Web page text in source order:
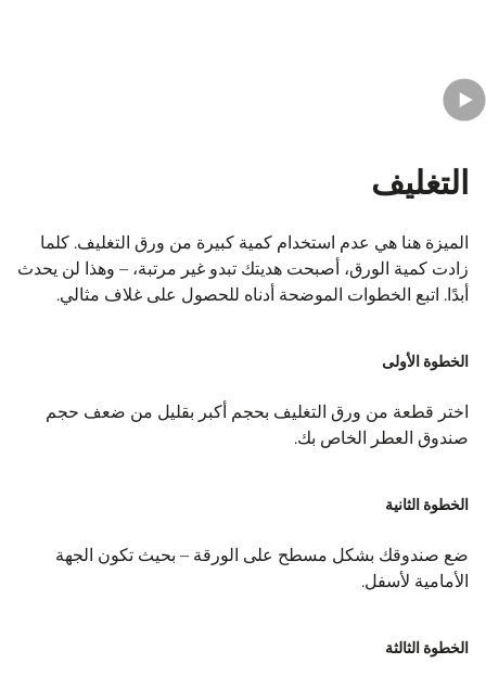
التغليف
الميزة هنا هي عدم استخدام كمية كبيرة من ورق التغليف. كلما
زادت كمية الورق، أصبحت هديتك تبدو غير مرتبة، – وهذا لن يحدث
أبدًا. اتبع الخطوات الموضحة أدناه للحصول على غلاف مثالي.
الخطوة الأولى
اختر قطعة من ورق التغليف بحجم أكبر بقليل من ضعف حجم
صندوق العطر الخاص بك.
الخطوة الثانية
ضع صندوقك بشكل مسطح على الورقة – بحيث تكون الجهة
الأمامية لأسفل.
الخطوة الثالثة